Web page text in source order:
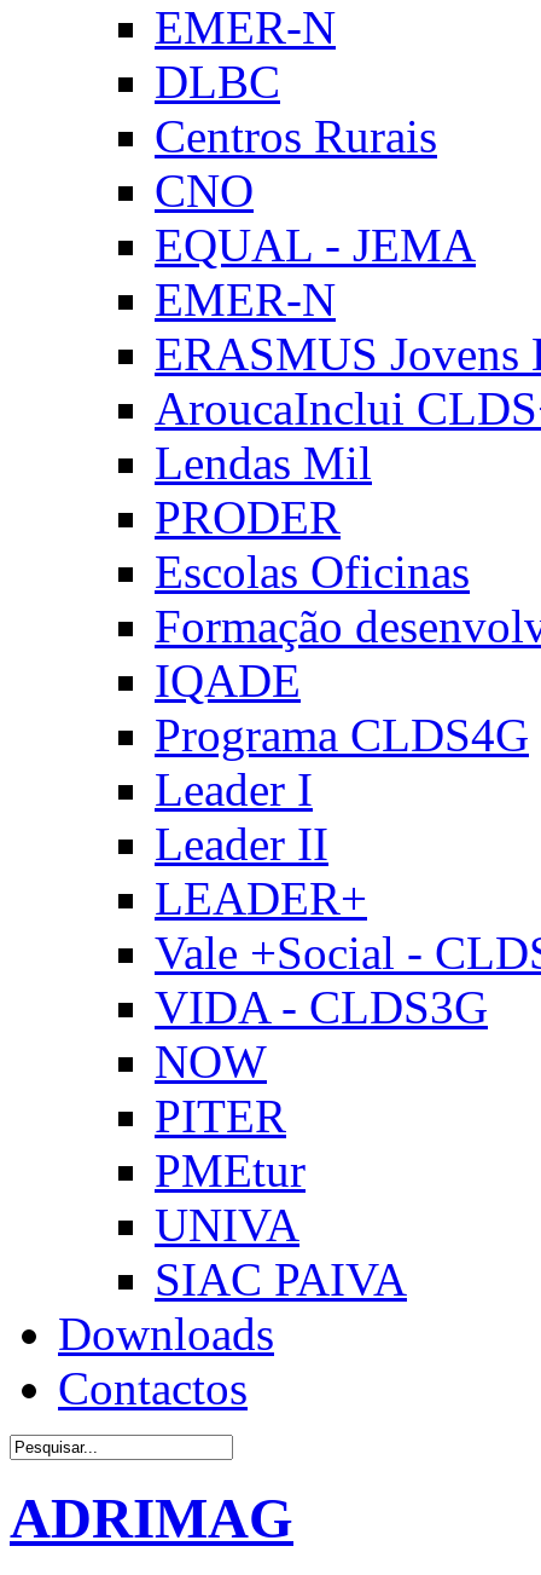
EMER-N
DLBC
Centros Rurais
CNO
EQUAL - JEMA
EMER-N
ERASMUS Jovens
AroucaInclui
Lendas Mil
PRODER
Escolas Oficinas
Formação
IQADE
Programa CLDS4G
Leader I
Leader II
LEADER+
Vale +Social -
VIDA - CLDS3G
NOW
PITER
PMEtur
UNIVA
SIAC PAIVA
Downloads
Contactos
ADRIMAG